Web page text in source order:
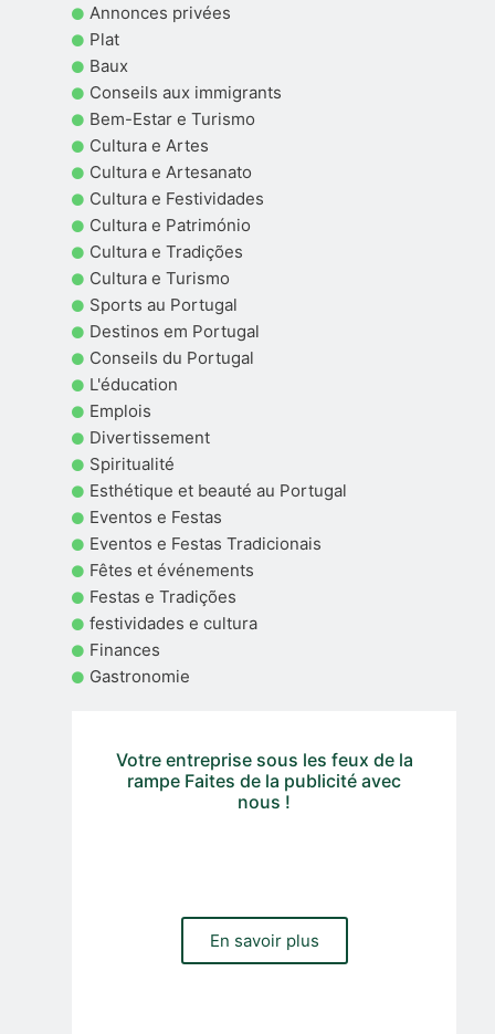
Annonces privées
Plat
Baux
Conseils aux immigrants
Bem-Estar e Turismo
Cultura e Artes
Cultura e Artesanato
Cultura e Festividades
Cultura e Património
Cultura e Tradições
Cultura e Turismo
Sports au Portugal
Destinos em Portugal
Conseils du Portugal
L'éducation
Emplois
Divertissement
Spiritualité
Esthétique et beauté au Portugal
Eventos e Festas
Eventos e Festas Tradicionais
Fêtes et événements
Festas e Tradições
festividades e cultura
Finances
Gastronomie
Votre entreprise sous les feux de la
rampe Faites de la publicité avec
nous !
En savoir plus